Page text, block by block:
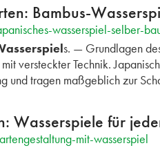
Bambus-
wasserspiel-selber-
s. — Grundlagen
mit versteckter Technik.
und tragen maßgeblich zur
Wasserspiele für
mit-wasserspiel